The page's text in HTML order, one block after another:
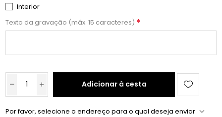
Interior
Texto da gravação (máx. 15 caracteres) *
Adicionar à cesta
Por favor, selecione o endereço para o qual deseja enviar